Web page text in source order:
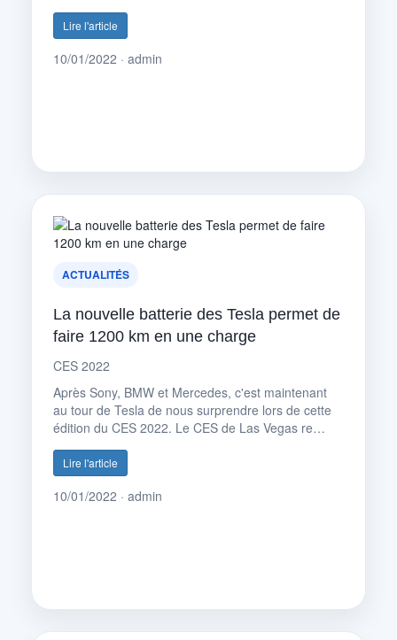
Lire l'article
10/01/2022 · admin
ACTUALITÉS
La nouvelle batterie des Tesla permet de
faire 1200 km en une charge
CES 2022
Après Sony, BMW et Mercedes, c'est maintenant
au tour de Tesla de nous surprendre lors de cette
édition du CES 2022. Le CES de Las Vegas re…
Lire l'article
10/01/2022 · admin